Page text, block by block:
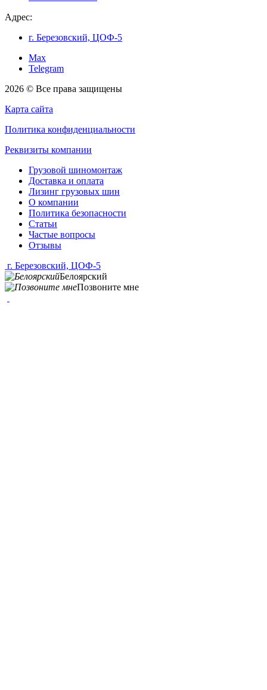
Адрес:
г. Березовский, ЦОФ-5
Max
Telegram
2026 © Все права защищены
Карта сайта
Политика конфиденциальности
Реквизиты компании
Грузовой шиномонтаж
Доставка и оплата
Лизинг грузовых шин
О компании
Политика безопасности
Статьи
Частые вопросы
Отзывы
г. Березовский, ЦОФ-5
Белоярский
Позвоните мне